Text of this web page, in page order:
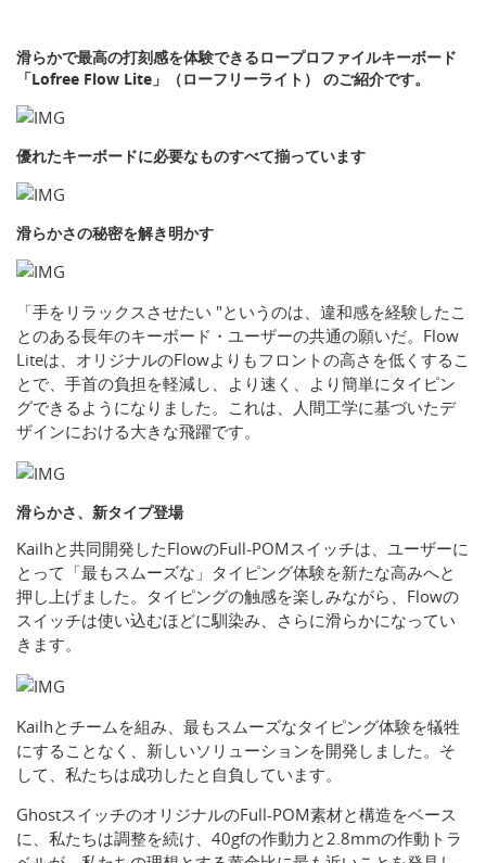
滑らかで最高の打刻感を体験できるロープロファイルキーボード
「Lofree Flow Lite」（ローフリーライト） のご紹介です。
優れたキーボードに必要なものすべて揃っています
滑らかさの秘密を解き明かす
「手をリラックスさせたい "というのは、違和感を経験したこ
とのある長年のキーボード・ユーザーの共通の願いだ。Flow
Liteは、オリジナルのFlowよりもフロントの高さを低くするこ
とで、手首の負担を軽減し、より速く、より簡単にタイピン
グできるようになりました。これは、人間工学に基づいたデ
ザインにおける大きな飛躍です。
滑らかさ、新タイプ登場
Kailhと共同開発したFlowのFull-POMスイッチは、ユーザーに
とって「最もスムーズな」タイピング体験を新たな高みへと
押し上げました。タイピングの触感を楽しみながら、Flowの
スイッチは使い込むほどに馴染み、さらに滑らかになってい
きます。
Kailhとチームを組み、最もスムーズなタイピング体験を犠牲
にすることなく、新しいソリューションを開発しました。そ
して、私たちは成功したと自負しています。
GhostスイッチのオリジナルのFull-POM素材と構造をベース
に、私たちは調整を続け、40gfの作動力と2.8mmの作動トラ